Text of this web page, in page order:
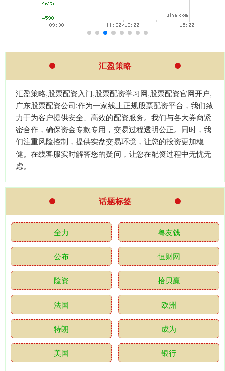
汇盈策略
汇盈策略,股票配资入门,股票配资学习网,股票配资官网开户,
广东股票配资公司:作为一家线上正规股票配资平台，我们致
力于为客户提供安全、高效的配资服务。我们与各大券商紧
密合作，确保资金专款专用，交易过程透明公正。同时，我
们注重风险控制，提供实盘交易环境，让您的投资更加稳
健。在线客服实时解答您的疑问，让您在配资过程中无忧无
虑。
话题标签
全力 粤友钱
公布 恒财网
险资 拾贝赢
法国 欧洲
特朗 成为
美国 银行